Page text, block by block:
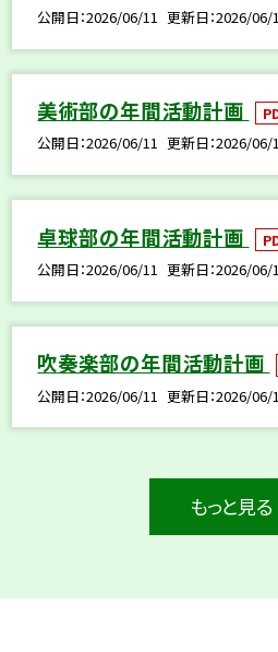
公開日 2026/06/11 更新日 2026/06/
美術部の年間活動計画
公開日 2026/06/11 更新日 2026/06/
卓球部の年間活動計画
公開日 2026/06/11 更新日 2026/06/
吹奏楽部の年間活動計画
公開日 2026/06/11 更新日 2026/06/
もっと見る